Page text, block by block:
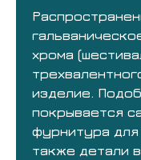
хрома
изделие.
покрывается
фурнитура для
также детали